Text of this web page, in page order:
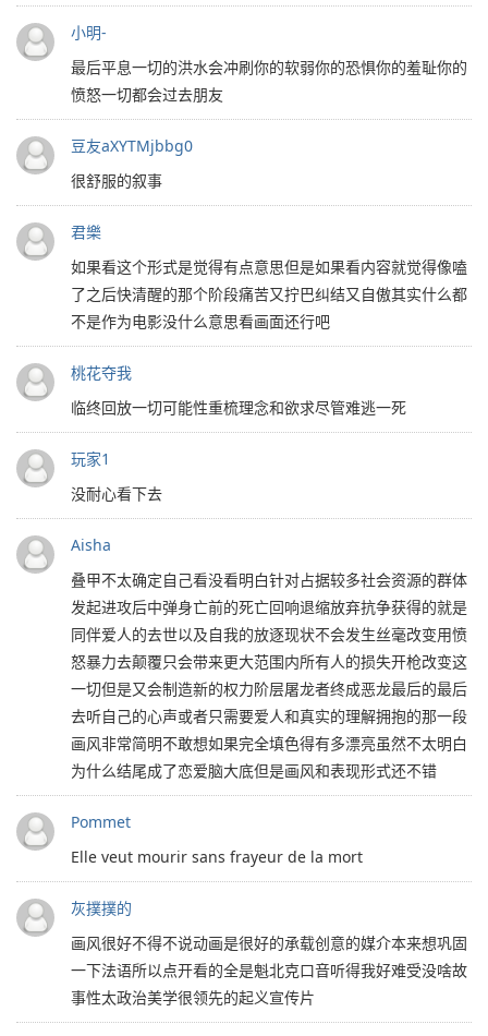
小明-
最后平息一切的洪水会冲刷你的软弱你的恐惧你的羞耻你的
愤怒一切都会过去朋友
豆友aXYTMjbbg0
很舒服的叙事
君樂
如果看这个形式是觉得有点意思但是如果看内容就觉得像嗑
了之后快清醒的那个阶段痛苦又拧巴纠结又自傲其实什么都
不是作为电影没什么意思看画面还行吧
桃花夺我
临终回放一切可能性重梳理念和欲求尽管难逃一死
玩家1
没耐心看下去
Aisha
叠甲不太确定自己看没看明白针对占据较多社会资源的群体
发起进攻后中弹身亡前的死亡回响退缩放弃抗争获得的就是
同伴爱人的去世以及自我的放逐现状不会发生丝毫改变用愤
怒暴力去颠覆只会带来更大范围内所有人的损失开枪改变这
一切但是又会制造新的权力阶层屠龙者终成恶龙最后的最后
去听自己的心声或者只需要爱人和真实的理解拥抱的那一段
画风非常简明不敢想如果完全填色得有多漂亮虽然不太明白
为什么结尾成了恋爱脑大底但是画风和表现形式还不错
Pommet
Elle veut mourir sans frayeur de la mort
灰撲撲的
画风很好不得不说动画是很好的承载创意的媒介本来想巩固
一下法语所以点开看的全是魁北克口音听得我好难受没啥故
事性太政治美学很领先的起义宣传片